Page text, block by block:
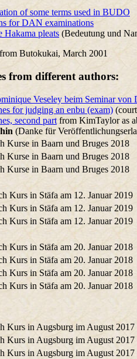
of some terms used in BUDO
for DAN examinations
Hakama pleats (Bedeutung und
from Butokukai, March 2001
from different authors:
Veseley beim Seminar von
for judging an enbu (exam)
second part from KimTaylor as
(Danke für
Kurse in Baarn und Bruges 2018
Kurse in Baarn und Bruges 2018
Kurse in Baarn und Bruges 2018
Kurs in Stäfa am 12. Januar 2019
Kurs in Stäfa am 12. Januar 2019
Kurs in Stäfa am 12. Januar 2019
Kurs in Stäfa am 20. Januar 2018
Kurs in Stäfa am 20. Januar 2018
Kurs in Stäfa am 20. Januar 2018
Kurs in Stäfa am 20. Januar 2018
Kurs in Augsburg im August 2017
Kurs in Augsburg im August 2017
Kurs in Augsburg im August 2017